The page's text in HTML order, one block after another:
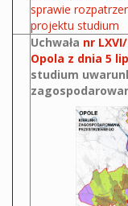
sprawie
projektu studium
Uchwała nr
Opola z dnia 5
studium